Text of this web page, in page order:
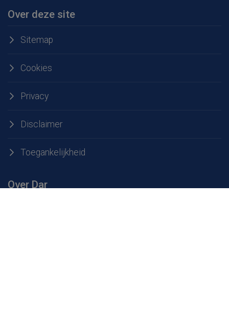
Over deze site
Sitemap
Cookies
Privacy
Disclaimer
Toegankelijkheid
Over Dar